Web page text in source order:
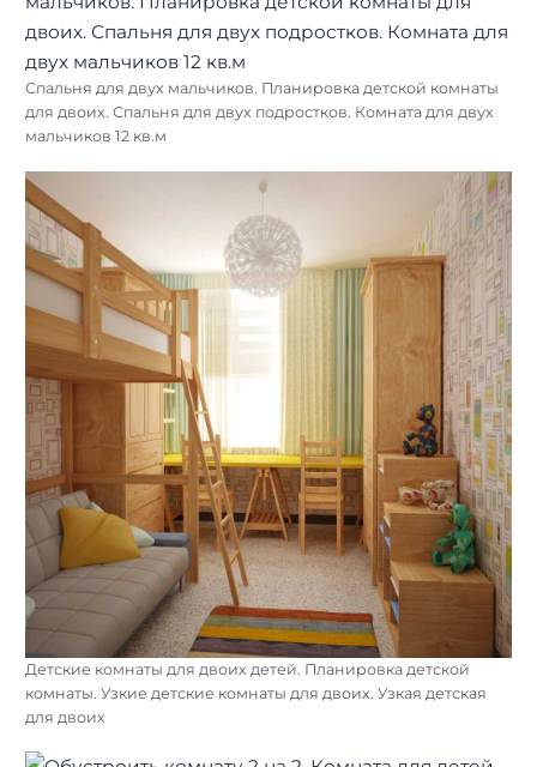
Спальня для двух мальчиков. Планировка детской комнаты
для двоих. Спальня для двух подростков. Комната для двух
мальчиков 12 кв.м
Детские комнаты для двоих детей. Планировка детской
комнаты. Узкие детские комнаты для двоих. Узкая детская
для двоих